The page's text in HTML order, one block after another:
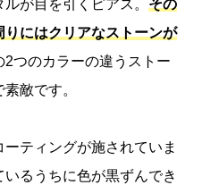
が目を引くピアス。 その
りにはクリアなストーンが
2つのカラーの違うストー
敵です。
ティングが施されていま
るうちに色が黒ずんでき